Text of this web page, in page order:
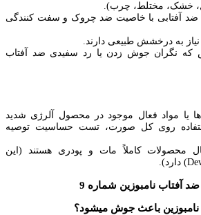
خشک، مختلط، چرب).
ضد آفتابی با خاصیت ضد چروک و سفت کنندگی
به درخشش طبیعی دارند.
نگران جوش زدن یا رد سفیدی ضد آفتاب
یا مواد فعال موجود در محصول آلرژی شدید
روی کل صورت، تست حساسیت توصیه
محصولات کاملاً مات و پودری هستند (این
آفتاب نامبوزین شماره 9